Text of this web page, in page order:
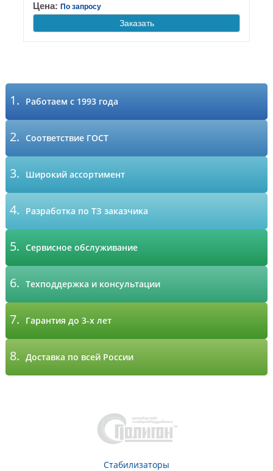
Цена: По запросу
Заказать
1. Работаем с 1993 года
2. Соответствие ГОСТ
3. Широкий ассортимент
4. Разработка по ТЗ заказчика
5. Сервисное обслуживание
6. Техподдержка и консультации
7. Гарантия до 3-х лет
8. Доставка по всей России
Стабилизаторы